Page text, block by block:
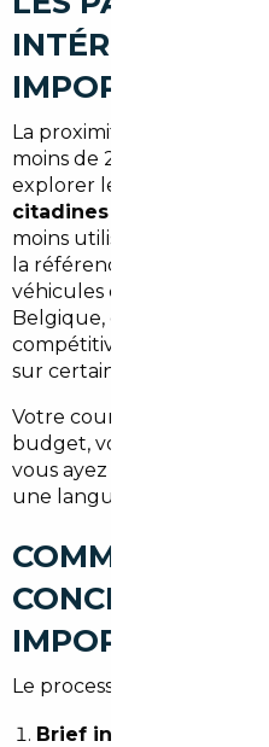
INTÉRESSANTS
IMPORTER
La proximité de Carbon-
moins de 2h30 de route)
explorer le marché
citadines récentes et les
moins utilisés et bien
la référence pour les
véhicules d'entreprise
Belgique, quant à elle,
compétitive sur les
sur certains hybrides
Votre courtier identifie le
budget, votre usage et
vous ayez à comparer des
une langue que vous ne
COMMENT SE
IMPORT
Le process est structuré
Brief initial